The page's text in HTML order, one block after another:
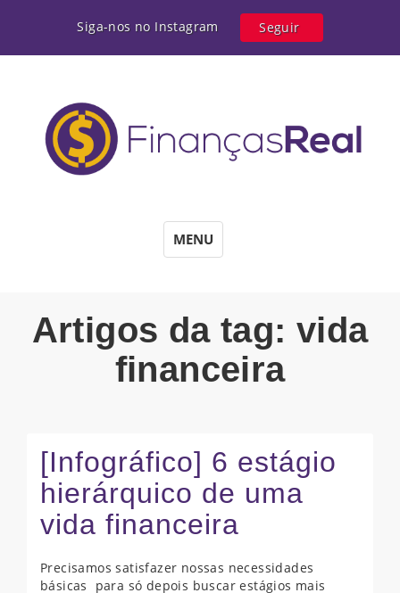
Siga-nos no Instagram Seguir
MENU
Artigos da tag: vida
financeira
[Infográfico] 6 estágio
hierárquico de uma
vida financeira
Precisamos satisfazer nossas necessidades
básicas para só depois buscar estágios mais